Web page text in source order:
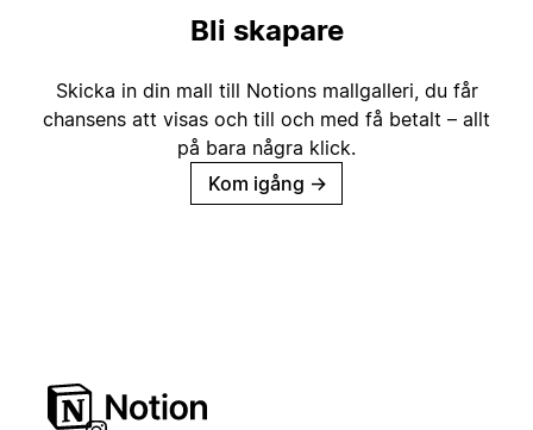
Bli skapare
Skicka in din mall till Notions mallgalleri, du får
chansens att visas och till och med få betalt – allt
på bara några klick.
Kom igång →